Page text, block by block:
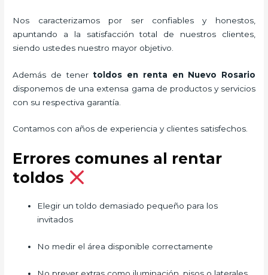
Nos caracterizamos por ser confiables y honestos,
apuntando a la satisfacción total de nuestros clientes,
siendo ustedes nuestro mayor objetivo.
Además de tenertoldos en renta
en Nuevo Rosario
disponemos de una extensa gama de productos y servicios
con su respectiva garantía.
Contamos con años de experiencia y clientes satisfechos.
Errores comunes al rentar
toldos
Elegir un toldo demasiado pequeño para los
invitados
No medir el área disponible correctamente